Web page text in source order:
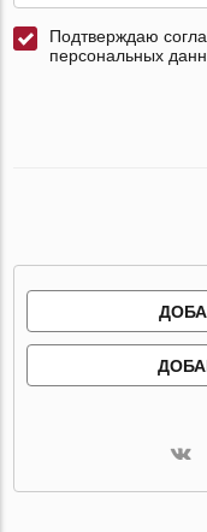
Подтверждаю
персональных